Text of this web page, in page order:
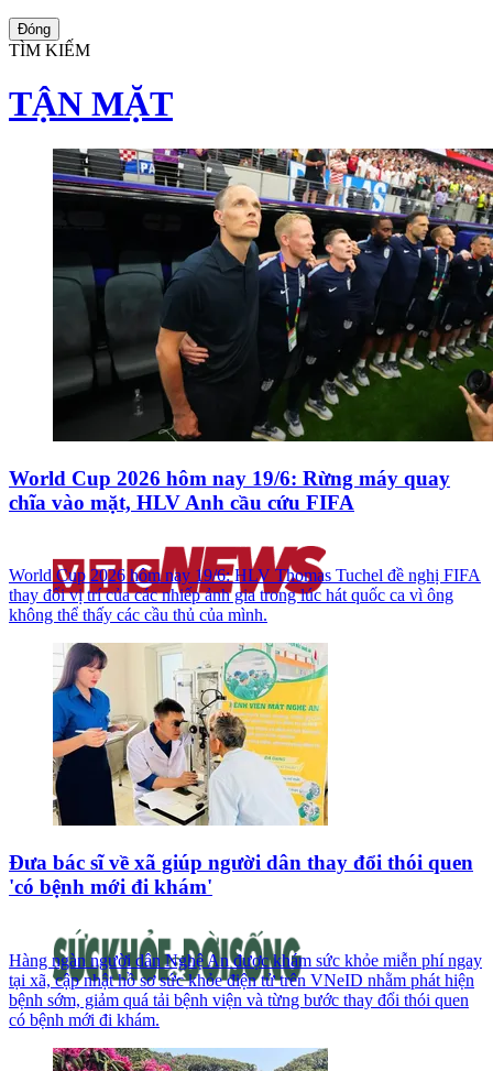
Đóng
TÌM KIẾM
TẬN MẶT
World Cup 2026 hôm nay 19/6: Rừng máy quay
chĩa vào mặt, HLV Anh cầu cứu FIFA
World Cup 2026 hôm nay 19/6: HLV Thomas Tuchel đề nghị FIFA
thay đổi vị trí của các nhiếp ảnh gia trong lúc hát quốc ca vì ông
không thể thấy các cầu thủ của mình.
Đưa bác sĩ về xã giúp người dân thay đổi thói quen
'có bệnh mới đi khám'
Hàng ngàn người dân Nghệ An được khám sức khỏe miễn phí ngay
tại xã, cập nhật hồ sơ sức khỏe điện tử trên VNeID nhằm phát hiện
bệnh sớm, giảm quá tải bệnh viện và từng bước thay đổi thói quen
có bệnh mới đi khám.